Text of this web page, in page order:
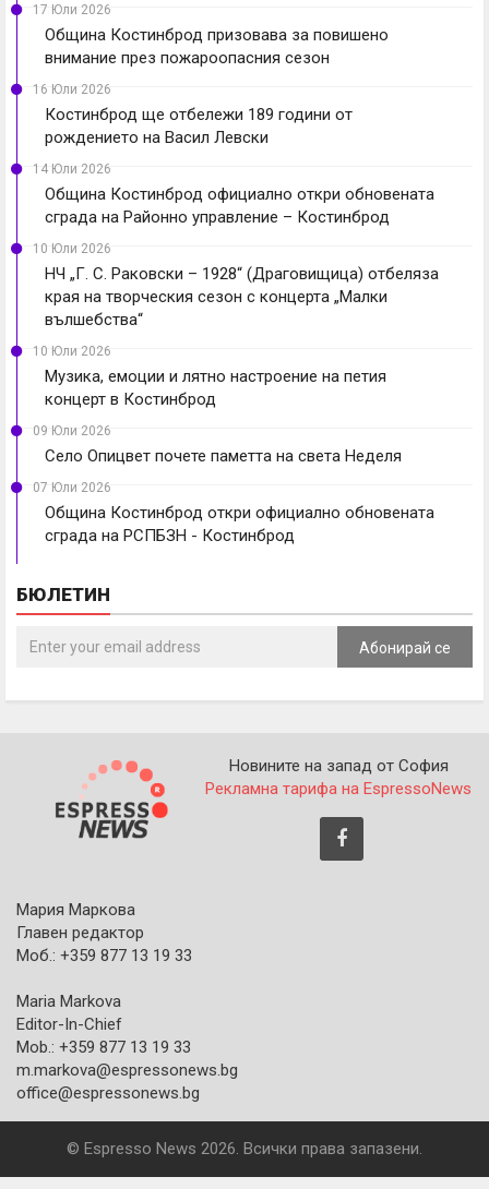
17 Юли 2026
Община Костинброд призовава за повишено
внимание през пожароопасния сезон
16 Юли 2026
Костинброд ще отбележи 189 години от
рождението на Васил Левски
14 Юли 2026
Община Костинброд официално откри обновената
сграда на Районно управление – Костинброд
10 Юли 2026
НЧ „Г. С. Раковски – 1928“ (Драговищица) отбеляза
края на творческия сезон с концерта „Малки
вълшебства“
10 Юли 2026
Музика, емоции и лятно настроение на петия
концерт в Костинброд
09 Юли 2026
Село Опицвет почете паметта на света Неделя
07 Юли 2026
Община Костинброд откри официално обновената
сграда на РСПБЗН - Костинброд
БЮЛЕТИН
Абонирай се
Новините на запад от София
Рекламна тарифа на EspressoNews
Мария Маркова
Главен редактор
Моб.: +359 877 13 19 33
Maria Markova
Editor-In-Chief
Mob.: +359 877 13 19 33
m.markova@espressonews.bg
office@espressonews.bg
© Espresso News 2026. Всички права запазени.